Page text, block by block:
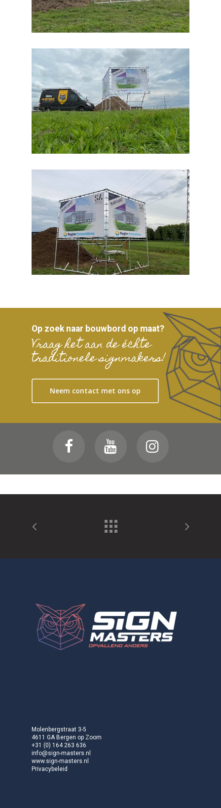
Op zoek naar bouwbord op maat?
Vraag het aan de échte
traditionele signmakers!
Neem contact met ons op
Molenbergstraat 3-5
4611 GA Bergen op Zoom
+31 (0) 164 263 636
info@sign-masters.nl
www.sign-masters.nl
Privacybeleid